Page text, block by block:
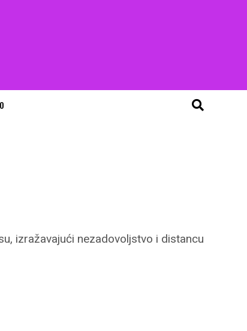
izražavajući nezadovoljstvo i distancu